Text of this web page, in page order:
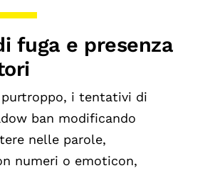
fuga e presenza
purtroppo, i tentativi di
ban modificando
nelle parole,
numeri o emoticon,